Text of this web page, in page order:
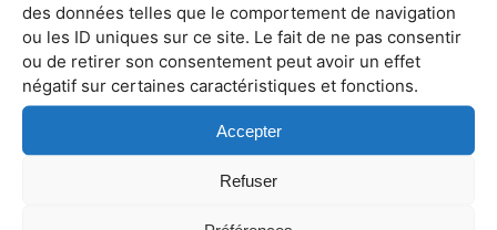
des données telles que le comportement de navigation
ou les ID uniques sur ce site. Le fait de ne pas consentir
ou de retirer son consentement peut avoir un effet
négatif sur certaines caractéristiques et fonctions.
Accepter
Refuser